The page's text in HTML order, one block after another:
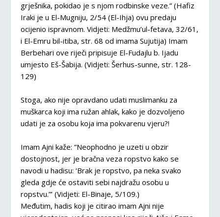
grješnika, pokidao je s njom rodbinske veze.” (Hafiz
Iraki je u El-Mugniju, 2/54 (El-Ihja) ovu predaju
ocijenio ispravnom. Vidjeti: Medžmu’ul-fetava, 32/61,
i El-Emru bil-itiba, str. 68 od imama Sujutija) Imam
Berbehari ove riječi pripisuje El-Fudajlu b. Ijadu
umjesto Eš-Šabija. (Vidjeti: Šerhus-sunne, str. 128-
129)
Stoga, ako nije opravdano udati muslimanku za
muškarca koji ima ružan ahlak, kako je dozvoljeno
udati je za osobu koja ima pokvarenu vjeru?!
Imam Ajni kaže: ”Neophodno je uzeti u obzir
dostojnost, jer je bračna veza ropstvo kako se
navodi u hadisu: ‘Brak je ropstvo, pa neka svako
gleda gdje će ostaviti sebi najdražu osobu u
ropstvu.”’ (Vidjeti: El-Binaje, 5/109.)
Međutim, hadis koji je citirao imam Ajni nije